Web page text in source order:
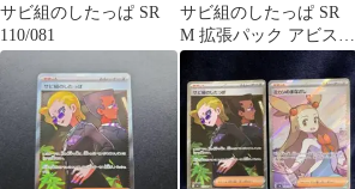
サビ組のしたっぱ SR
110/081
サビ組のしたっぱ SR
M 拡張パック アビスア
イ キラ 110/081